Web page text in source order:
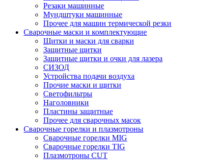
Резаки машинные
Мундштуки машинные
Прочее для машин термической резки
Сварочные маски и комплектующие
Щитки и маски для сварки
Защитные щитки
Защитные щитки и очки для лазера
СИЗОД
Устройства подачи воздуха
Прочие маски и щитки
Светофильтры
Наголовники
Пластины защитные
Прочее для сварочных масок
Сварочные горелки и плазмотроны
Сварочные горелки MIG
Сварочные горелки TIG
Плазмотроны CUT